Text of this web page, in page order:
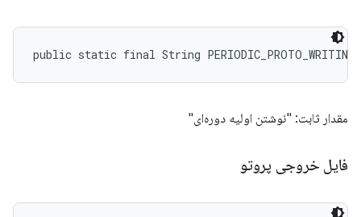
public static final String
مقدار ثابت: "نوشتن اولیه دوره‌ای"
فایل خروجی پروتو